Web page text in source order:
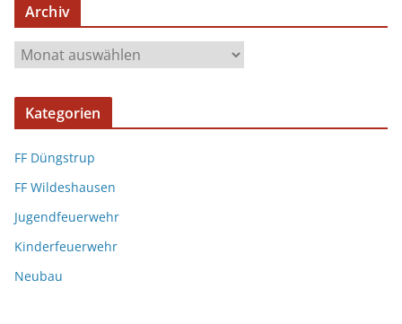
Archiv
Kategorien
FF Düngstrup
FF Wildeshausen
Jugendfeuerwehr
Kinderfeuerwehr
Neubau